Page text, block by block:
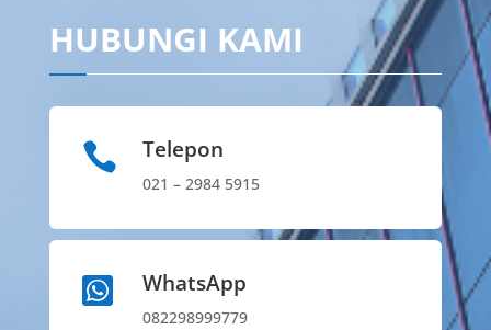
HUBUNGI KAMI
 Telepon
021 – 2984 5915
 WhatsApp
082298999779